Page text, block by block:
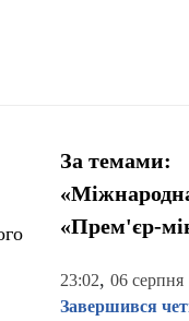
За темами:
«Прем'єр-
23:02, 06 серпня
Завершився